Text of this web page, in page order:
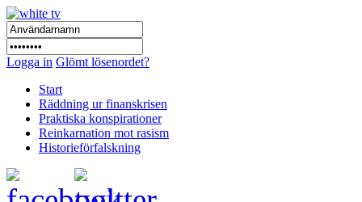
Logga in Glömt lösenordet?
Start
Räddning ur finanskrisen
Praktiska konspirationer
Reinkarnation mot rasism
Historieförfalskning